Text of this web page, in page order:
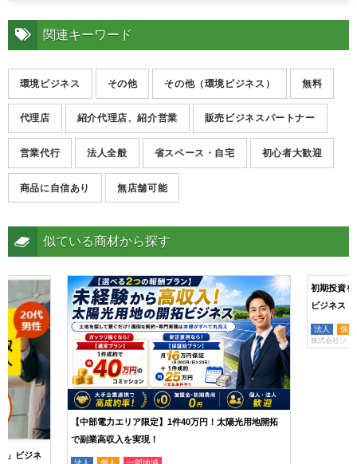
関連キーワード
環境ビジネス その他 その他（環境ビジネス） 無料
代理店 紹介代理店、紹介営業 販売ビジネスパートナー
営業代行 法人全般 省スペース・自宅 初心者大歓迎
商品に自信あり 無店舗可能
似ている商材から探す
」ビジネ
【中部電力エリア限定】1件40万円！太陽光用地開拓
で副業高収入を実現！